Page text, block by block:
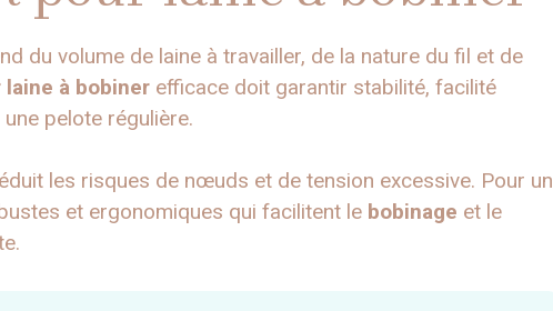
du volume de laine à travailler, de la nature du fil et de
à bobiner efficace doit garantir stabilité, facilité
pelote régulière.
les risques de nœuds et de tension excessive. Pour un
et ergonomiques qui facilitent le bobinage et le